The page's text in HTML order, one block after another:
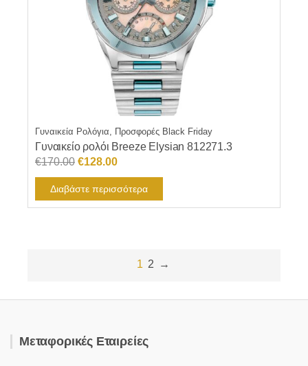
Γυναικεία Ρολόγια, Προσφορές Black Friday
Γυναικείο ρολόι Breeze Elysian 812271.3
€170.00 Original
price
was:
€170.00.
€128.00Η
τρέχουσα
τιμή
είναι:
Διαβάστε περισσότερα
1 2 →
Μεταφορικές Εταιρείες